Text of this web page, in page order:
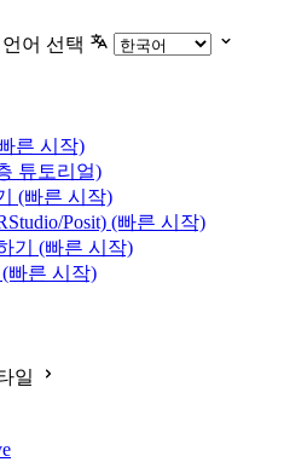
언어 선택
른 시작)
튜토리얼)
(빠른 시작)
Posit) (빠른 시작)
기 (빠른 시작)
빠른 시작)
일